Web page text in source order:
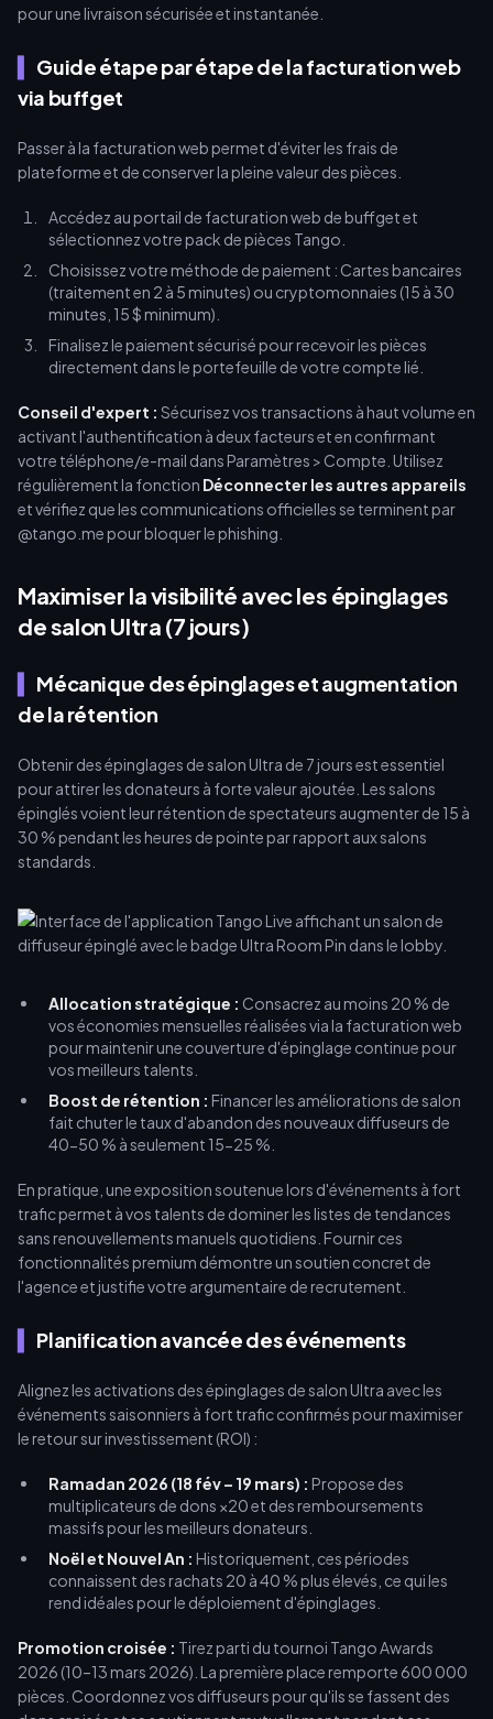
pour une livraison sécurisée et instantanée.
Guide étape par étape de la facturation web
via buffget
Passer à la facturation web permet d'éviter les frais de
plateforme et de conserver la pleine valeur des pièces.
Accédez au portail de facturation web de buffget et
sélectionnez votre pack de pièces Tango.
Choisissez votre méthode de paiement : Cartes bancaires
(traitement en 2 à 5 minutes) ou cryptomonnaies (15 à 30
minutes, 15 $ minimum).
Finalisez le paiement sécurisé pour recevoir les pièces
directement dans le portefeuille de votre compte lié.
Conseil d'expert : Sécurisez vos transactions à haut volume en
activant l'authentification à deux facteurs et en confirmant
votre téléphone/e-mail dans Paramètres > Compte. Utilisez
régulièrement la fonction Déconnecter les autres appareils
et vérifiez que les communications officielles se terminent par
@tango.me pour bloquer le phishing.
Maximiser la visibilité avec les épinglages
de salon Ultra (7 jours)
Mécanique des épinglages et augmentation
de la rétention
Obtenir des épinglages de salon Ultra de 7 jours est essentiel
pour attirer les donateurs à forte valeur ajoutée. Les salons
épinglés voient leur rétention de spectateurs augmenter de 15 à
30 % pendant les heures de pointe par rapport aux salons
standards.
Allocation stratégique : Consacrez au moins 20 % de
vos économies mensuelles réalisées via la facturation web
pour maintenir une couverture d'épinglage continue pour
vos meilleurs talents.
Boost de rétention : Financer les améliorations de salon
fait chuter le taux d'abandon des nouveaux diffuseurs de
40-50 % à seulement 15-25 %.
En pratique, une exposition soutenue lors d'événements à fort
trafic permet à vos talents de dominer les listes de tendances
sans renouvellements manuels quotidiens. Fournir ces
fonctionnalités premium démontre un soutien concret de
l'agence et justifie votre argumentaire de recrutement.
Planification avancée des événements
Alignez les activations des épinglages de salon Ultra avec les
événements saisonniers à fort trafic confirmés pour maximiser
le retour sur investissement (ROI) :
Ramadan 2026 (18 fév – 19 mars) : Propose des
multiplicateurs de dons ×20 et des remboursements
massifs pour les meilleurs donateurs.
Noël et Nouvel An : Historiquement, ces périodes
connaissent des rachats 20 à 40 % plus élevés, ce qui les
rend idéales pour le déploiement d'épinglages.
Promotion croisée : Tirez parti du tournoi Tango Awards
2026 (10–13 mars 2026). La première place remporte 600 000
pièces. Coordonnez vos diffuseurs pour qu'ils se fassent des